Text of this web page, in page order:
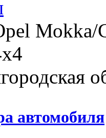
Моkka/
автомобиля